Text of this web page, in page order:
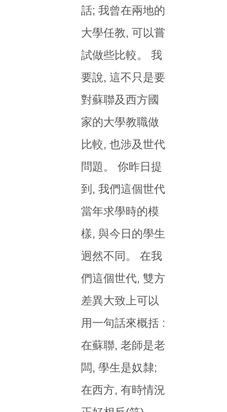
話; 我曾在兩地的
大學任教, 可以嘗
試做些比較。 我
要說, 這不只是要
對蘇聯及西方國
家的大學教職做
比較, 也涉及世代
問題。 你昨日提
到, 我們這個世代
當年求學時的模
樣, 與今日的學生
迥然不同。 在我
們這個世代, 雙方
差異大致上可以
用一句話來概括 :
在蘇聯, 老師是老
闆, 學生是奴隸;
在西方, 有時情況